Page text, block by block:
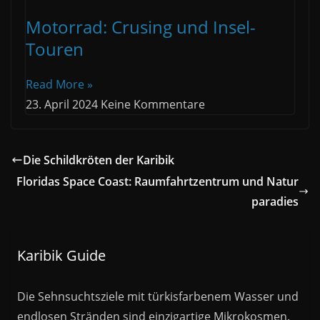
Motorrad: Crusing und Insel-
Touren
Read More »
23. April 2024 Keine Kommentare
Die Schildkröten der Karibik
Floridas Space Coast: Raumfahrtzentrum und Natur
paradies
Karibik Guide
Die Sehnsuchtsziele mit türkisfarbenem Wasser und
endlosen Stränden sind einzigartige Mikrokosmen.